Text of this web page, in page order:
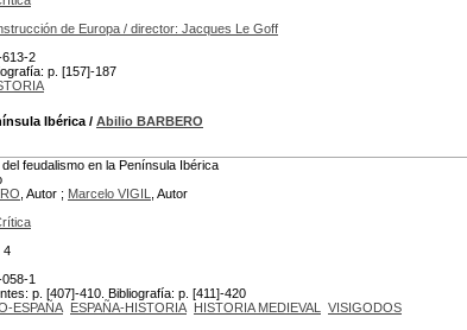
de Europa / director: Jacques Le Goff
2
p. [157]-187
Ibérica / Abilio BARBERO
feudalismo en la Península Ibérica
, Autor ; Marcelo VIGIL
, Autor
4
1
p. [407]-410. Bibliografía: p. [411]-420
ESPAÑA ESPAÑA-HISTORIA HISTORIA MEDIEVAL
VISIGODOS